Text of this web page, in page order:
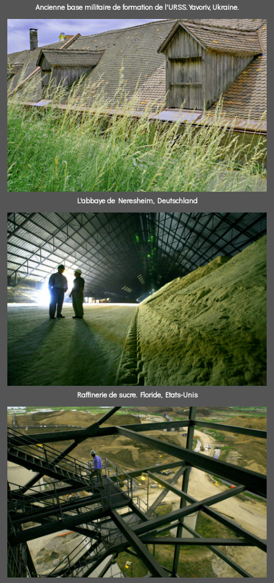
Ancienne base militaire de formation de l'URSS. Yavoriv, Ukraine.
L'abbaye de Neresheim, Deutschland
Raffinerie de sucre. Floride, Etats-Unis